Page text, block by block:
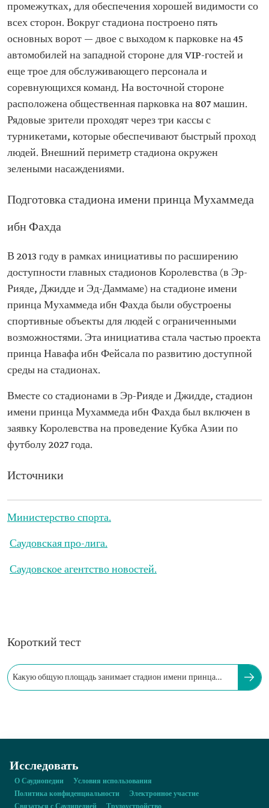
промежутках, для обеспечения хорошей видимости со
всех сторон. Вокруг стадиона построено пять
основных ворот — двое с выходом к парковке на 45
автомобилей на западной стороне для VIP-гостей и
еще трое для обслуживающего персонала и
соревнующихся команд. На восточной стороне
расположена общественная парковка на 807 машин.
Рядовые зрители проходят через три кассы с
турникетами, которые обеспечивают быстрый проход
людей. Внешний периметр стадиона окружен
зелеными насаждениями.
Подготовка стадиона имени принца Мухаммеда
ибн Фахда
В 2013 году в рамках инициативы по расширению
доступности главных стадионов Королевства (в Эр-
Рияде, Джидде и Эд-Даммаме) на стадионе имени
принца Мухаммеда ибн Фахда были обустроены
спортивные объекты для людей с ограниченными
возможностями. Эта инициатива стала частью проекта
принца Навафа ибн Фейсала по развитию доступной
среды на стадионах.
Вместе со стадионами в Эр-Рияде и Джидде, стадион
имени принца Мухаммеда ибн Фахда был включен в
заявку Королевства на проведение Кубка Азии по
футболу 2027 года.
Источники
Министерство спорта.
Саудовская про-лига.
Саудовское агентство новостей.
Короткий тест
Какую общую площадь занимает стадион имени принца
Исследовать
О Саудиопедии
Условия использования
Политика конфиденциальности
Электронное участие